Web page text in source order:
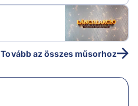
Tovább az összes műsorhoz